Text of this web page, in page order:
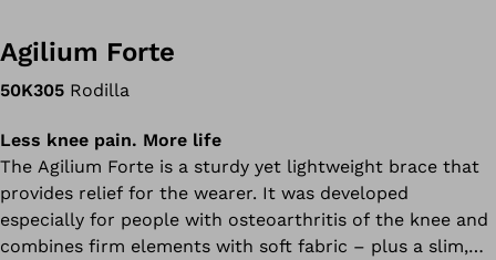
Agilium Forte
50K305 Rodilla
Less knee pain. More life
The Agilium Forte is a sturdy yet lightweight brace that
provides relief for the wearer. It was developed
especially for people with osteoarthritis of the knee and
combines firm elements with soft fabric – plus a slim,